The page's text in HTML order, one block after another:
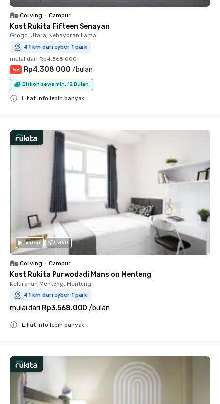
Coliving • Campur
Kost Rukita Fifteen Senayan
Grogol Utara, Kebayoran Lama
4.1 km dari cyber 1 park
mulai dari Rp4.568.000
-5% Rp4.308.000 /bulan
Diskon sewa min. 12 Bulan
Lihat info lebih banyak
Video 360
Coliving • Campur
Kost Rukita Purwodadi Mansion Menteng
Kelurahan Menteng, Menteng
4.1 km dari cyber 1 park
mulai dari Rp3.568.000 /bulan
Lihat info lebih banyak